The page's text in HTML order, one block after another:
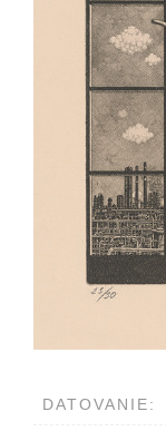
DATOVANIE: